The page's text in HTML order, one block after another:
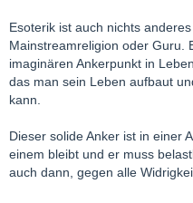
Esoterik ist auch nichts
Mainstreamreligion oder Guru.
imaginären Ankerpunkt in
das man sein Leben aufbaut
kann.
Dieser solide Anker ist in einer
einem bleibt und er muss
auch dann, gegen alle